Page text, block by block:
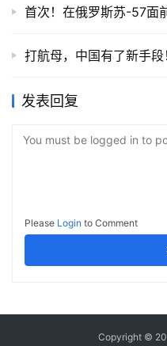
首次！在俄罗斯苏-57面
打航母，中国有了新手段
发表回复
You must be logged in to
Please Login to Comment
Copyright ©